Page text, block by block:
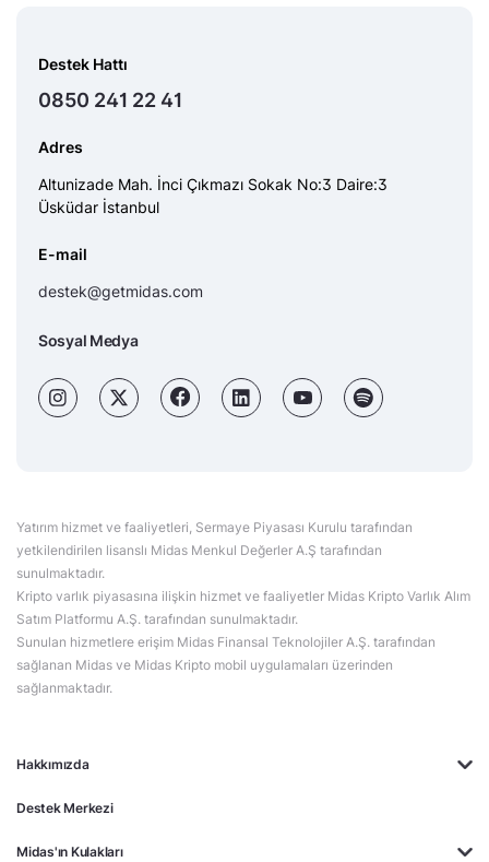
Hakkımızda
Destek Merkezi
Midas'ın Kulakları
Destek Hattı
0850 241 22 41
Adres
Altunizade Mah. İnci Çıkmazı Sokak No:3 Daire:3
Üsküdar İstanbul
E-mail
destek@getmidas.com
Sosyal Medya
Yatırım hizmet ve faaliyetleri, Sermaye Piyasası Kurulu tarafından
yetkilendirilen lisanslı Midas Menkul Değerler A.Ş tarafından
sunulmaktadır.
Kripto varlık piyasasına ilişkin hizmet ve faaliyetler Midas Kripto Varlık Alım
Satım Platformu A.Ş. tarafından sunulmaktadır.
Sunulan hizmetlere erişim Midas Finansal Teknolojiler A.Ş. tarafından
sağlanan Midas ve Midas Kripto mobil uygulamaları üzerinden
sağlanmaktadır.